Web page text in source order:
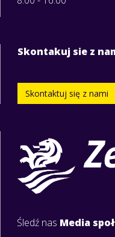
Skontakuj sie z
Skontaktuj się z nami
Śledź nas Media